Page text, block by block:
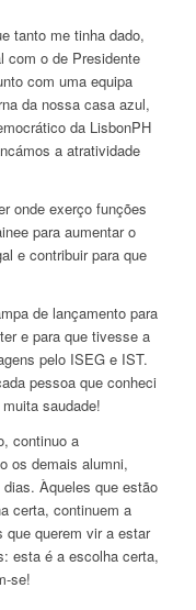
tanto me tinha dado,
com o de Presidente
com uma equipa
da nossa casa azul,
da LisbonPH
a atratividade
onde exerço funções
para aumentar o
e contribuir para que
de lançamento para
e para que tivesse a
pelo ISEG e IST.
pessoa que conheci
saudade!
continuo a
os demais alumni,
Àqueles que estão
certa, continuem a
que querem vir a estar
esta é a escolha certa,
se!